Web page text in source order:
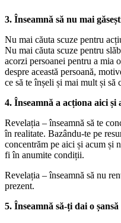
3. Înseamnă să nu mai
Nu mai căuta scuze pentru
Nu mai căuta scuze pentru
acorzi persoanei pentru a mia
despre această persoană,
ce să te înșeli și mai mult și să
4. Înseamnă a acționa aici și
Revelația – înseamnă să te
în realitate. Bazându-te pe
concentrăm pe aici și acum și
fi în anumite condiții.
Revelația – înseamnă să nu
prezent.
5. Înseamnă să-ți dai o